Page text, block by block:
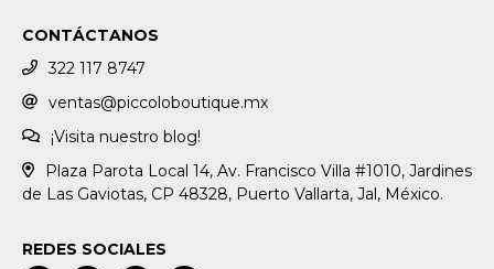
CONTÁCTANOS
322 117 8747
ventas@piccoloboutique.mx
¡Visita nuestro blog!
Plaza Parota Local 14, Av. Francisco Villa #1010, Jardines
de Las Gaviotas, CP 48328, Puerto Vallarta, Jal, México.
REDES SOCIALES